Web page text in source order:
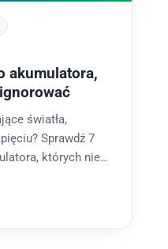
akumulatora,
światła,
Sprawdź 7
których nie